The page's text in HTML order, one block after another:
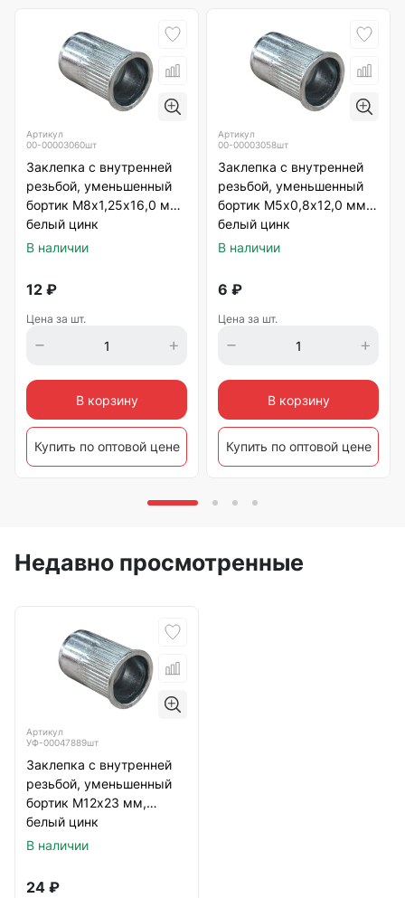
Артикул
00-00003060шт
Заклепка с внутренней
резьбой, уменьшенный
бортик М8х1,25х16,0 мм,
белый цинк
В наличии
12 ₽
Цена за шт.
В корзину
Купить по оптовой цене
Артикул
00-00003058шт
Заклепка с внутренней
резьбой, уменьшенный
бортик М5х0,8х12,0 мм,
белый цинк
В наличии
6 ₽
Цена за шт.
В корзину
Купить по оптовой цене
Недавно просмотренные
Артикул
УФ-00047889шт
Заклепка с внутренней
резьбой, уменьшенный
бортик М12х23 мм,
белый цинк
В наличии
24 ₽